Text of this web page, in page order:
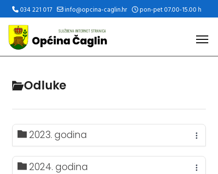
034 221 017 info@opcina-caglin.hr pon-pet 07.00-15.00 h
Odluke
2023. godina
2024. godina